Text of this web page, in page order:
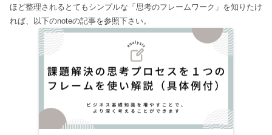
ほど整理されるとてもシンプルな「思考のフレームワーク」を知りたけ
れば、以下のnoteの記事を参照下さい。